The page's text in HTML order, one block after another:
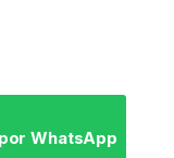
WhatsApp